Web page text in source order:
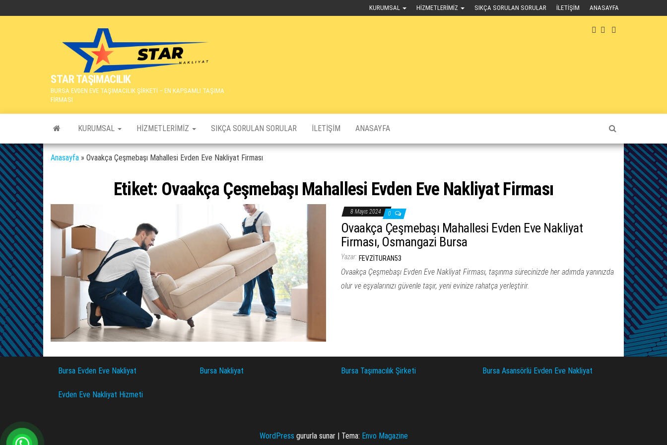
KURUMSAL HIZMETLERIMIZ SIKÇA SORULAN SORULAR İLETIŞIM ANASAYFA
STAR TAŞIMACILIK
BURSA EVDEN EVE TAŞIMACILIK ŞİRKETİ – EN KAPSAMLI TAŞIMA
FİRMASI
KURUMSAL HIZMETLERIMIZ SIKÇA SORULAN SORULAR İLETIŞIM ANASAYFA
Anasayfa » Ovaakça Çeşmebaşı Mahallesi Evden Eve Nakliyat Firması
Etiket: Ovaakça Çeşmebaşı Mahallesi Evden Eve Nakliyat Firması
8 Mayıs 2024 0
Ovaakça Çeşmebaşı Mahallesi Evden Eve Nakliyat
Firması, Osmangazi Bursa
Yazar: FEVZITURAN53
Ovaakça Çeşmebaşı Evden Eve Nakliyat Firması, taşınma sürecinizde her adımda yanınızda
olur ve eşyalarınızı güvenle taşır, yeni evinize rahatça yerleştirir.
Bursa Evden Eve Nakliyat Bursa Nakliyat Bursa Taşımacılık Şirketi Bursa Asansörlü Evden Eve Nakliyat
Evden Eve Nakliyat Hizmeti
WordPress gururla sunar Tema: Envo Magazine